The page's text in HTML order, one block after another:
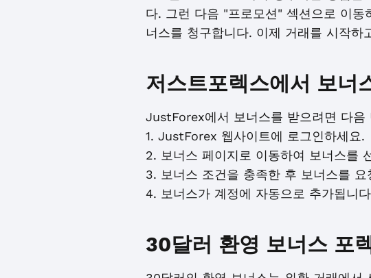
다. 그런 다음 "프로모션" 섹션으로 이
너스를 청구합니다. 이제 거래를 시작
저스트포렉스에서 보너
JustForex에서 보너스를 받으려면 다음
1. JustForex 웹사이트에 로그인하세요.
2. 보너스 페이지로 이동하여 보너스를
3. 보너스 조건을 충족한 후 보너스를 요
4. 보너스가 계정에 자동으로 추가됩니
30달러 환영 보너스 포